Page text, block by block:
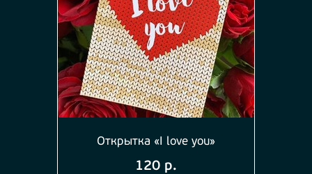
Открытка «I love you»
120 р.